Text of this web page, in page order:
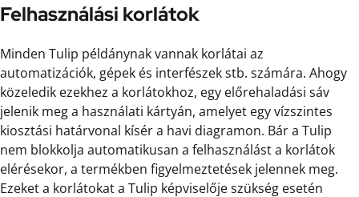
Felhasználási korlátok
Minden Tulip példánynak vannak korlátai az
automatizációk, gépek és interfészek stb. számára. Ahogy
közeledik ezekhez a korlátokhoz, egy előrehaladási sáv
jelenik meg a használati kártyán, amelyet egy vízszintes
kiosztási határvonal kísér a havi diagramon. Bár a Tulip
nem blokkolja automatikusan a felhasználást a korlátok
elérésekor, a termékben figyelmeztetések jelennek meg.
Ezeket a korlátokat a Tulip képviselője szükség esetén